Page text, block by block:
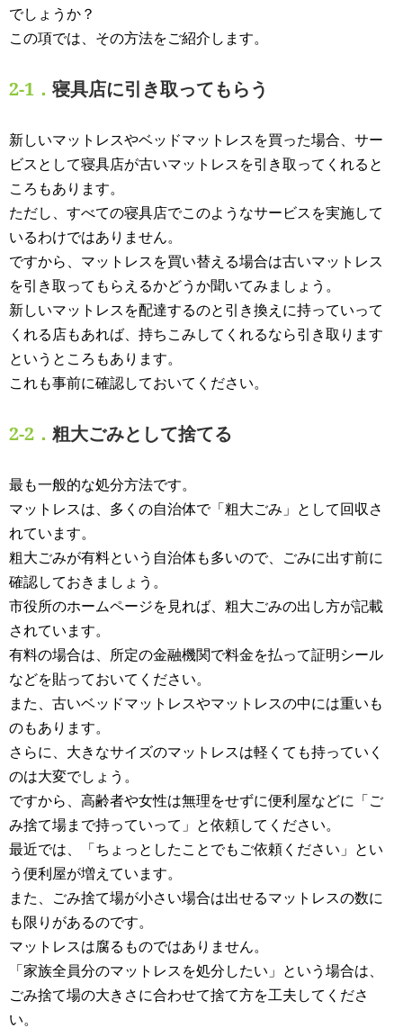
でしょうか？
この項では、その方法をご紹介します。
2-1． 寝具店に引き取ってもらう
新しいマットレスやベッドマットレスを買った場合、サー
ビスとして寝具店が古いマットレスを引き取ってくれると
ころもあります。
ただし、すべての寝具店でこのようなサービスを実施して
いるわけではありません。
ですから、マットレスを買い替える場合は古いマットレス
を引き取ってもらえるかどうか聞いてみましょう。
新しいマットレスを配達するのと引き換えに持っていって
くれる店もあれば、持ちこみしてくれるなら引き取ります
というところもあります。
これも事前に確認しておいてください。
2-2． 粗大ごみとして捨てる
最も一般的な処分方法です。
マットレスは、多くの自治体で「粗大ごみ」として回収さ
れています。
粗大ごみが有料という自治体も多いので、ごみに出す前に
確認しておきましょう。
市役所のホームページを見れば、粗大ごみの出し方が記載
されています。
有料の場合は、所定の金融機関で料金を払って証明シール
などを貼っておいてください。
また、古いベッドマットレスやマットレスの中には重いも
のもあります。
さらに、大きなサイズのマットレスは軽くても持っていく
のは大変でしょう。
ですから、高齢者や女性は無理をせずに便利屋などに「ご
み捨て場まで持っていって」と依頼してください。
最近では、「ちょっとしたことでもご依頼ください」とい
う便利屋が増えています。
また、ごみ捨て場が小さい場合は出せるマットレスの数に
も限りがあるのです。
マットレスは腐るものではありません。
「家族全員分のマットレスを処分したい」という場合は、
ごみ捨て場の大きさに合わせて捨て方を工夫してくださ
い。